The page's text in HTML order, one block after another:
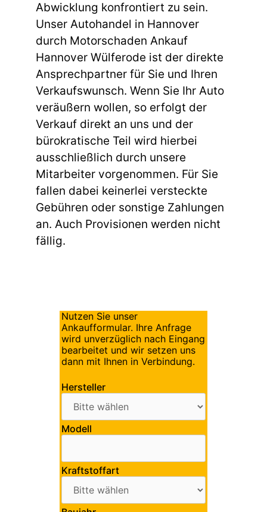
Abwicklung konfrontiert zu sein.
Unser Autohandel in Hannover
durch Motorschaden Ankauf
Hannover Wülferode ist der direkte
Ansprechpartner für Sie und Ihren
Verkaufswunsch. Wenn Sie Ihr Auto
veräußern wollen, so erfolgt der
Verkauf direkt an uns und der
bürokratische Teil wird hierbei
ausschließlich durch unsere
Mitarbeiter vorgenommen. Für Sie
fallen dabei keinerlei versteckte
Gebühren oder sonstige Zahlungen
an. Auch Provisionen werden nicht
fällig.
Nutzen Sie unser
Ankaufformular. Ihre Anfrage
wird unverzüglich nach Eingang
bearbeitet und wir setzen uns
dann mit Ihnen in Verbindung.
Hersteller
Modell
Kraftstoffart